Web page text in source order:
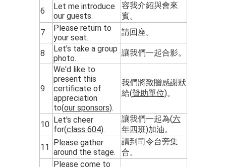
6
Let me introduce
our guests.
容我介紹與會來
賓。
7
Please return to
your seat.
請回座。
8
Let's take a group
photo.
讓我們一起合影。
9
We'd like to
present this
certificate of
appreciation
to(our sponsors).
我們將致贈感謝狀
給(贊助單位)。
10
Let's cheer
for(class 604).
讓我們一起為(六
年四班)加油。
11
Please gather
around the stage.
請到司令台旁集
合。
Please come to